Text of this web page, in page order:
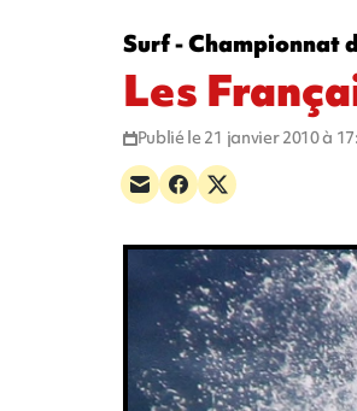
Surf - Championnat
Les
Publié le 21 janvier 2010 à